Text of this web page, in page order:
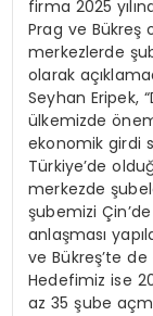
firma 2025
Prag ve Bükreş
merkezlerde
olarak
Seyhan Eripek,
ülkemizde
ekonomik girdi
Türkiye’de
merkezde
şubemizi
anlaşması
ve Bükreş’te de
Hedefimiz ise
az 35 şube